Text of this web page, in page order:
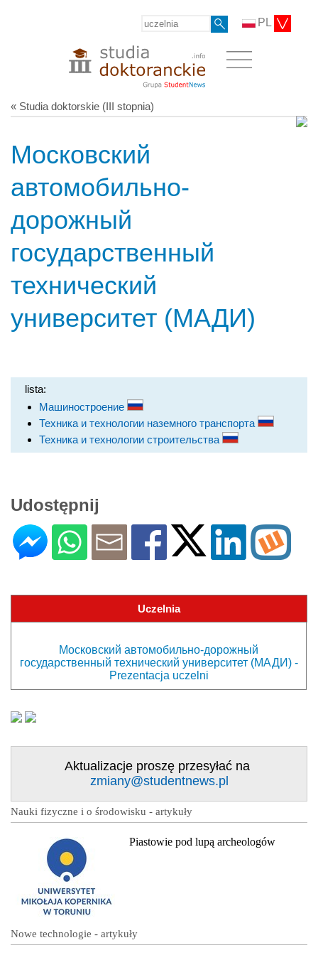
PL
« Studia doktorskie (III stopnia)
Московский
автомобильно-
дорожный
государственный
технический
университет (МАДИ)
lista:
Машиностроение
Техника и технологии наземного транспорта
Техника и технологии строительства
Udostępnij
Uczelnia
Московский автомобильно-дорожный
государственный технический университет (МАДИ) -
Prezentacja uczelni
Aktualizacje proszę przesyłać na
zmiany@studentnews.pl
Nauki fizyczne i o środowisku - artykuły
Piastowie pod lupą archeologów
Nowe technologie - artykuły